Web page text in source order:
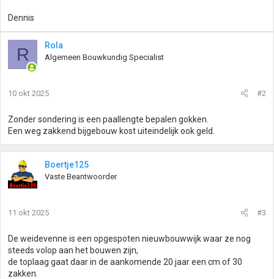
Dennis
R Rola
Algemeen Bouwkundig Specialist
10 okt 2025 #2
Zonder sondering is een paallengte bepalen gokken.
Een weg zakkend bijgebouw kost uiteindelijk ook geld.
Boertje125
Vaste Beantwoorder
11 okt 2025 #3
De weidevenne is een opgespoten nieuwbouwwijk waar ze nog
steeds volop aan het bouwen zijn,
de toplaag gaat daar in de aankomende 20 jaar een cm of 30
zakken.